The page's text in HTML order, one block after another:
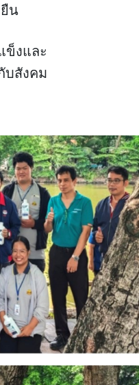
น
ข็งและ
บสังคม